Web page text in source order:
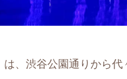
は、渋谷公園通りから